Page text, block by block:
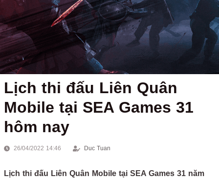
Lịch thi đấu Liên Quân
Mobile tại SEA Games 31
hôm nay
26/04/2022 14:46 Duc Tuan
Lịch thi đấu Liên Quân Mobile tại SEA Games 31 năm